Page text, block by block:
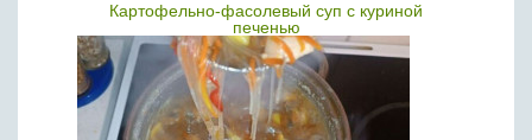
Картофельно-фасолевый суп с куриной
печенью